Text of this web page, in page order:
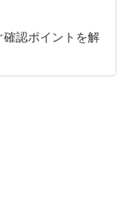
確認ポイントを解